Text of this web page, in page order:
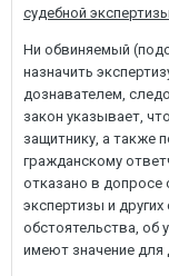
судебной экспертизы.
Ни обвиняемый
назначить
дознавателем,
закон указывает,
защитнику, а также
гражданскому
отказано в допросе
экспертизы и
обстоятельства, об
имеют значение для